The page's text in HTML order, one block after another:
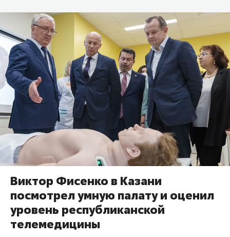
Виктор Фисенко в Казани
посмотрел умную палату и оценил
уровень республиканской
телемедицины